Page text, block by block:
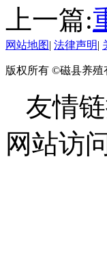
上一篇:
网站地图| 法律声明|
版权所有 ©磁县养殖
友情
网站访